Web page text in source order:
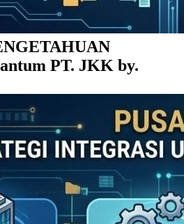
PT. JKK by.